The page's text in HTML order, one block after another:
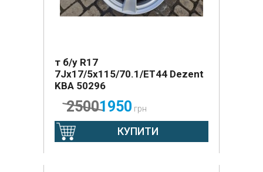
т б/у R17
7Jx17/5x115/70.1/ET44 Dezent
KBA 50296
25001950 грн
КУПИТИ